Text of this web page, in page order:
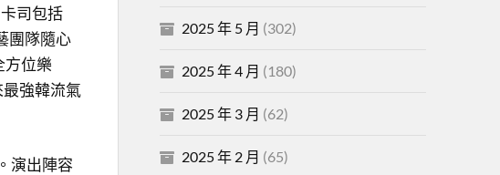
司包括
團隊隨心
方位樂
強韓流氣
演出陣容
2025 年 5 月 (302)
2025 年 4 月 (180)
2025 年 3 月 (62)
2025 年 2 月 (65)